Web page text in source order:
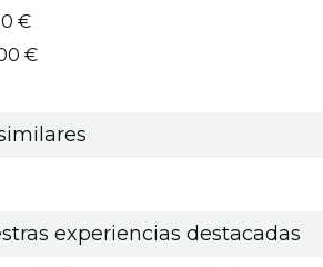
€
€
experiencias destacadas